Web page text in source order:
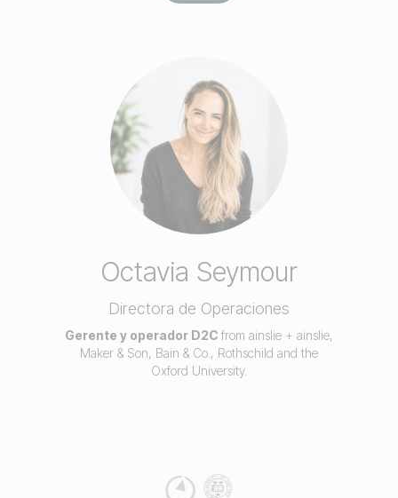
Octavia Seymour
Directora de Operaciones
Gerente y operador D2C from ainslie + ainslie,
Maker & Son, Bain & Co., Rothschild and the
Oxford University.